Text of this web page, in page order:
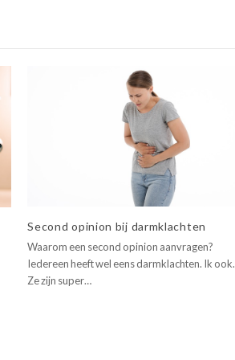
Second opinion bij darmklachten
Waarom een second opinion aanvragen?
Iedereen heeft wel eens darmklachten. Ik ook.
Ze zijn super…